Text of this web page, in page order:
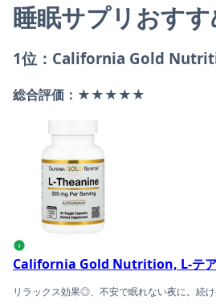
睡眠サプリおす
1位：California Gold
総合評価：★★★★★
California Gold Nutrition, L-テア
i
California Gold Nutrition, L-テ
リラックス効果◎、不安で眠れない夜に。続け